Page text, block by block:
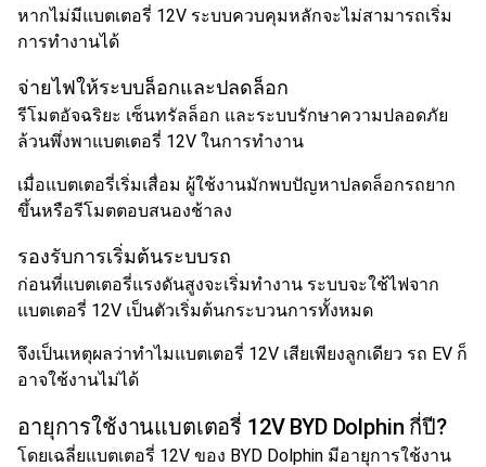
หากไม่มีแบตเตอรี่ 12V ระบบควบคุมหลักจะไม่สามารถเริ่ม
การทำงานได้
จ่ายไฟให้ระบบล็อกและปลดล็อก
รีโมตอัจฉริยะ เซ็นทรัลล็อก และระบบรักษาความปลอดภัย
ล้วนพึ่งพาแบตเตอรี่ 12V ในการทำงาน
เมื่อแบตเตอรี่เริ่มเสื่อม ผู้ใช้งานมักพบปัญหาปลดล็อกรถยาก
ขึ้นหรือรีโมตตอบสนองช้าลง
รองรับการเริ่มต้นระบบรถ
ก่อนที่แบตเตอรี่แรงดันสูงจะเริ่มทำงาน ระบบจะใช้ไฟจาก
แบตเตอรี่ 12V เป็นตัวเริ่มต้นกระบวนการทั้งหมด
จึงเป็นเหตุผลว่าทำไมแบตเตอรี่ 12V เสียเพียงลูกเดียว รถ EV ก็
อาจใช้งานไม่ได้
อายุการใช้งานแบตเตอรี่ 12V BYD Dolphin กี่ปี?
โดยเฉลี่ยแบตเตอรี่ 12V ของ BYD Dolphin มีอายุการใช้งาน